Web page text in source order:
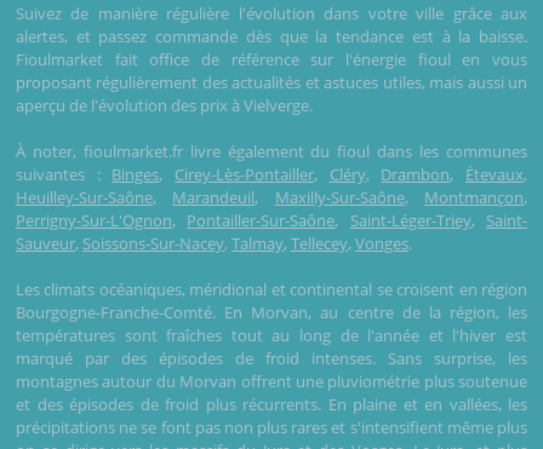
Suivez de manière régulière l'évolution dans votre ville grâce aux
alertes, et passez commande dès que la tendance est à la baisse.
Fioulmarket fait office de référence sur l'énergie fioul en vous
proposant régulièrement des actualités et astuces utiles, mais aussi un
aperçu de l'évolution des prix à Vielverge.
À noter, fioulmarket.fr livre également du fioul dans les communes
suivantes : Binges, Cirey-Lès-Pontailler, Cléry, Drambon, Étevaux,
Heuilley-Sur-Saône, Marandeuil, Maxilly-Sur-Saône, Montmançon,
Perrigny-Sur-L'Ognon, Pontailler-Sur-Saône, Saint-Léger-Triey, Saint-
Sauveur, Soissons-Sur-Nacey, Talmay, Tellecey, Vonges.
Les climats océaniques, méridional et continental se croisent en région
Bourgogne-Franche-Comté. En Morvan, au centre de la région, les
températures sont fraîches tout au long de l'année et l'hiver est
marqué par des épisodes de froid intenses. Sans surprise, les
montagnes autour du Morvan offrent une pluviométrie plus soutenue
et des épisodes de froid plus récurrents. En plaine et en vallées, les
précipitations ne se font pas non plus rares et s'intensifient même plus